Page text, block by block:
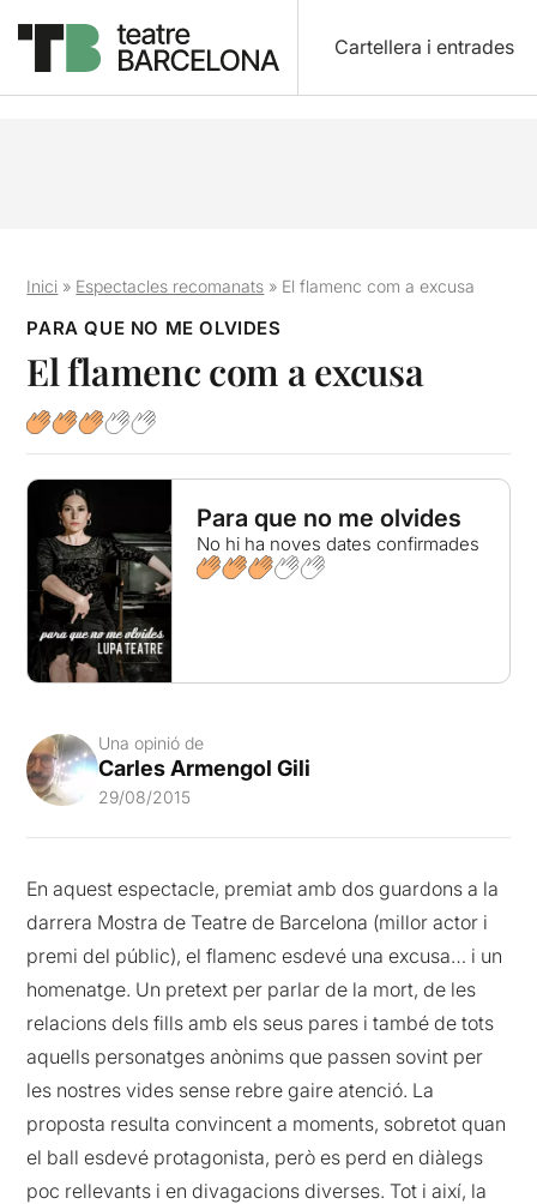
Cartellera i entrades
Inici » Espectacles recomanats » El flamenc com a excusa
PARA QUE NO ME OLVIDES
El flamenc com a excusa
Para que no me olvides
No hi ha noves dates confirmades
Una opinió de
Carles Armengol Gili
29/08/2015
En aquest espectacle, premiat amb dos guardons a la
darrera Mostra de Teatre de Barcelona (millor actor i
premi del públic), el flamenc esdevé una excusa… i un
homenatge. Un pretext per parlar de la mort, de les
relacions dels fills amb els seus pares i també de tots
aquells personatges anònims que passen sovint per
les nostres vides sense rebre gaire atenció. La
proposta resulta convincent a moments, sobretot quan
el ball esdevé protagonista, però es perd en diàlegs
poc rellevants i en divagacions diverses. Tot i així, la